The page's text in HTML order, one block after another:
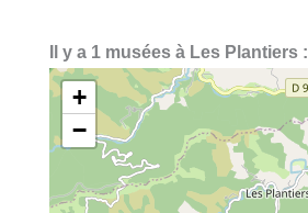
Il y a 1 musées à Les Plantiers :
+
−